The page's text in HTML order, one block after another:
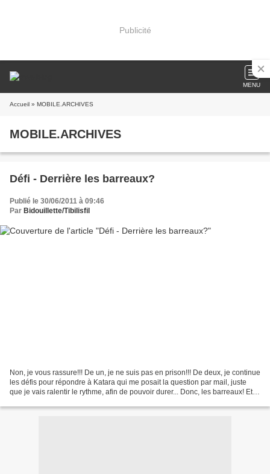
Publicité
MENU
Accueil » MOBILE.ARCHIVES
MOBILE.ARCHIVES
Défi - Derrière les barreaux?
Publié le 30/06/2011 à 09:46
Par Bidouillette/Tibilisfil
Non, je vous rassure!!! De un, je ne suis pas en prison!!! De deux, je continue
les défis pour répondre à Katara qui me posait la question par mail, juste
que je vais ralentir le rythme, afin de pouvoir durer... Donc, les barreaux! Et